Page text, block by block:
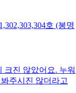
호 (봉명
크진 않았어요. 누워
주시진 않더라고